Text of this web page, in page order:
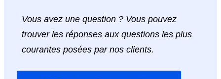
Vous avez une question ? Vous pouvez
trouver les réponses aux questions les plus
courantes posées par nos clients.